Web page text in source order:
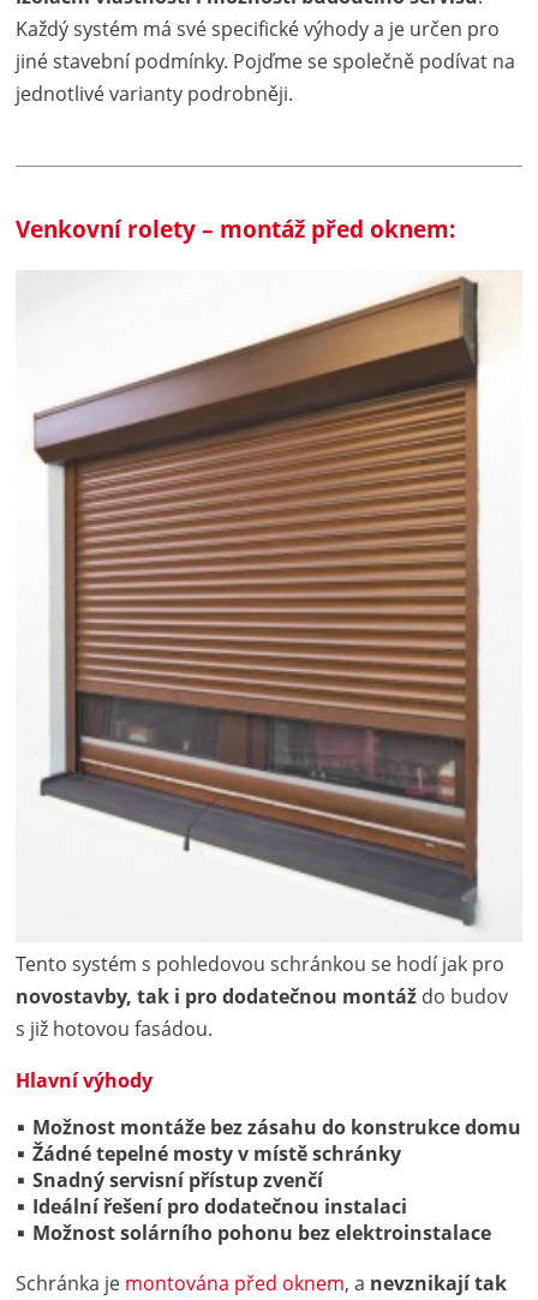
Každý systém má své specifické výhody a je určen pro
jiné stavební podmínky. Pojďme se společně podívat na
jednotlivé varianty podrobněji.
Venkovní rolety – montáž před oknem:
Tento systém s pohledovou schránkou se hodí jak pro
novostavby, tak i pro dodatečnou montáž do budov
s již hotovou fasádou.
Hlavní výhody
Možnost montáže bez zásahu do konstrukce domu
Žádné tepelné mosty v místě schránky
Snadný servisní přístup zvenčí
Ideální řešení pro dodatečnou instalaci
Možnost solárního pohonu bez elektroinstalace
Schránka je montována před oknem, a nevznikají tak